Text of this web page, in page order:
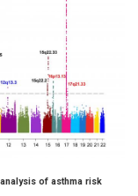
of asthma risk